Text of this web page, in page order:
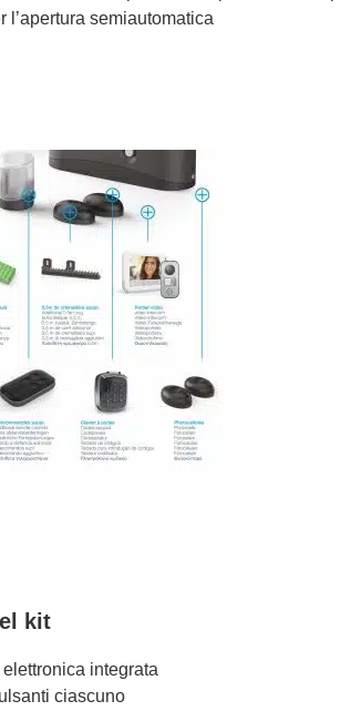
semiautomatica
kit
integrata
ciascuno